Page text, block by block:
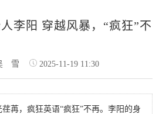
李阳 穿越风暴，“疯狂”不
雪 2025-11-19 11:30
苒，疯狂英语“疯狂”不再。李阳的身